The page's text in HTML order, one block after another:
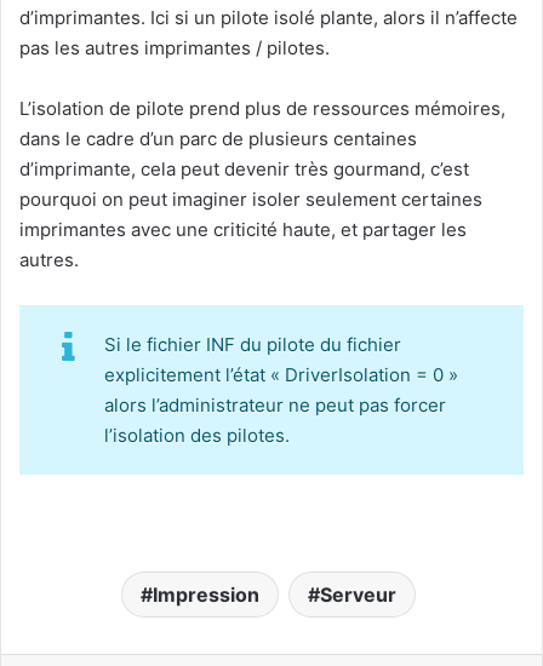
d’imprimantes. Ici si un pilote isolé plante, alors il n’affecte
pas les autres imprimantes / pilotes.
L’isolation de pilote prend plus de ressources mémoires,
dans le cadre d’un parc de plusieurs centaines
d’imprimante, cela peut devenir très gourmand, c’est
pourquoi on peut imaginer isoler seulement certaines
imprimantes avec une criticité haute, et partager les
autres.
Si le fichier INF du pilote du fichier
explicitement l’état « DriverIsolation = 0 »
alors l’administrateur ne peut pas forcer
l’isolation des pilotes.
Impression Serveur